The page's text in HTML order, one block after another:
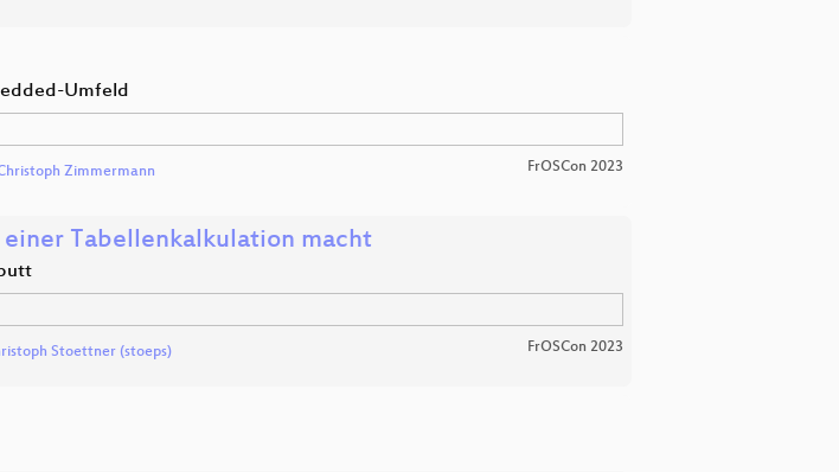
Umfeld
Zimmermann FrOSCon 2023
Tabellenkalkulation macht
Stoettner (stoeps) FrOSCon 2023